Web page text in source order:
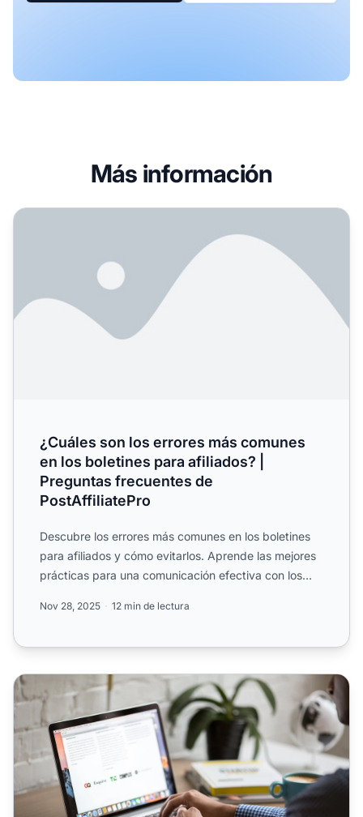
Más información
¿Cuáles son los errores más comunes en los boletines
¿Cuáles son los errores más comunes
en los boletines para afiliados? |
Preguntas frecuentes de
PostAffiliatePro
Descubre los errores más comunes en los boletines
para afiliados y cómo evitarlos. Aprende las mejores
prácticas para una comunicación efectiva con los
Nov 28, 2025 12 min de lectura
7 errores comunes en boletines de afiliados que debes